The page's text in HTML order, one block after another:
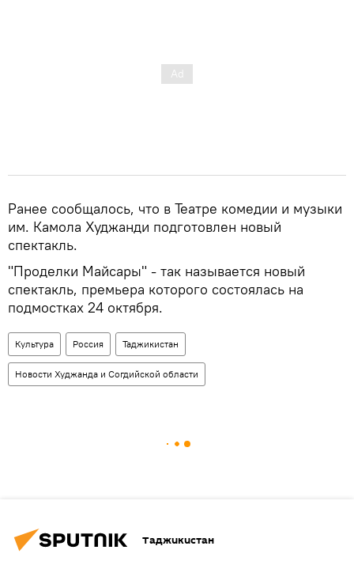
Ранее сообщалось, что в Театре комедии и музыки
им. Камола Худжанди подготовлен новый
спектакль.
"Проделки Майсары" - так называется новый
спектакль, премьера которого состоялась на
подмостках 24 октября.
Культура Россия Таджикистан
Новости Худжанда и Согдийской области
Таджикистан